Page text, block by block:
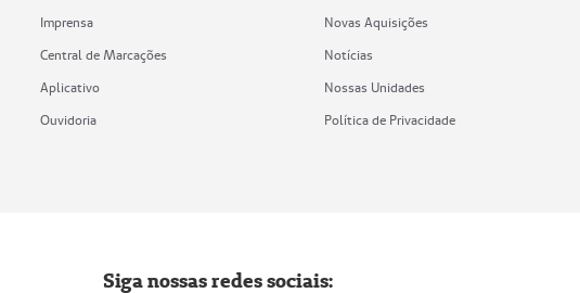
Imprensa
Central de Marcações
Aplicativo
Ouvidoria
Novas Aquisições
Notícias
Nossas Unidades
Política de Privacidade
Siga nossas redes sociais: